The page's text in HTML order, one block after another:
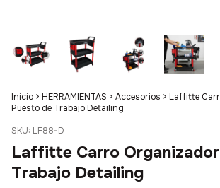
Inicio > HERRAMIENTAS > Accesorios > Laffitte
Puesto de Trabajo Detailing
SKU: LF88-D
Laffitte Carro
Trabajo Detailing